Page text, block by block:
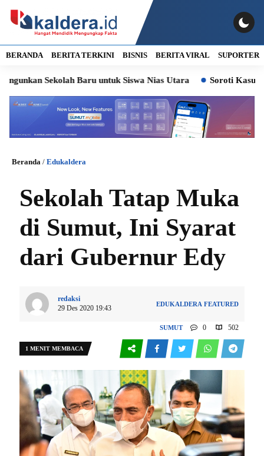
BERANDA BERITA TERKINI BISNIS BERITA VIRAL SUPORTER
Sekolah Baru untuk Siswa Nias Utara Soroti Kasus Lurah
Beranda / Edukaldera
Sekolah Tatap Muka
di Sumut, Ini Syarat
dari Gubernur Edy
redaksi
29 Des 2020 19:43
EDUKALDERA FEATURED
SUMUT 0 502
1 MENIT MEMBACA